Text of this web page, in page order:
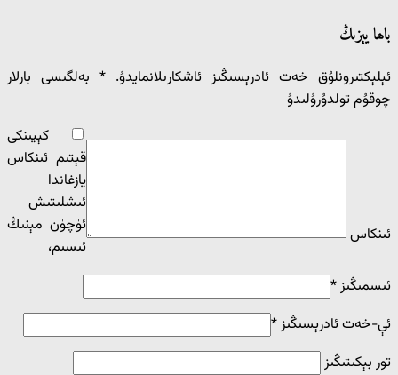
باھا يېزىڭ
ئېلېكتىرونلۇق خەت ئادرېسىڭىز ئاشكارىلانمايدۇ. * بەلگىسى بارلار
چوقۇم تولدۇرۇلىدۇ
ئىنكاس
ئىسمىڭىز*
ئې-خەت ئادرېسىڭىز*
تور بېكىتىڭىز
كېيىنكى
قېتىم ئىنكاس
يازغاندا
ئ‍ىشلىتىش
ئۈچۈن مېنىڭ
ئ‍ىسىم،